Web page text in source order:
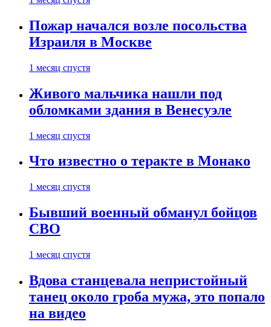
Пожар начался возле посольства
Израиля в Москве
1 месяц спустя
Живого мальчика нашли под
обломками здания в Венесуэле
1 месяц спустя
Что известно о теракте в Монако
1 месяц спустя
Бывший военный обманул бойцов
СВО
1 месяц спустя
Вдова станцевала непристойный
танец около гроба мужа, это попало
на видео